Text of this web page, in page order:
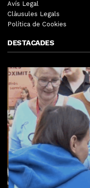
Avís Legal
Clàusules Legals
Política de Cookies
DESTACADES